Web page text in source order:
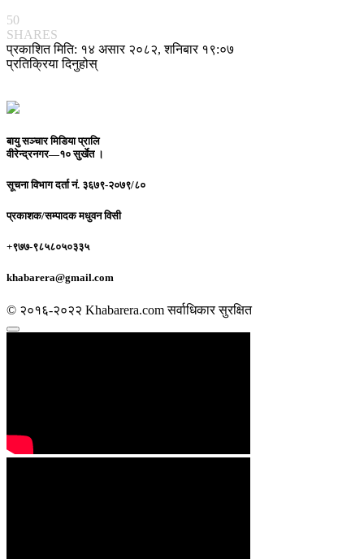
50
SHARES
प्रकाशित मिति: १४ असार २०८२, शनिबार १९:०७
प्रतिक्रिया दिनुहोस्
बायु सञ्चार मिडिया प्रालि
वीरेन्द्रनगर—१० सुर्खेत ।
सूचना विभाग दर्ता नं. ३६७९-२०७९/८०
प्रकाशक/सम्पादकमधुवन विसी
+९७७-९८५८०५०३३५
khabarera@gmail.com
© २०१६-२०२२ Khabarera.com सर्वाधिकार सुरक्षित